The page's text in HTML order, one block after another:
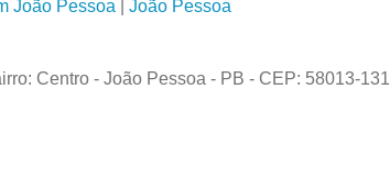
João Pessoa
João Pessoa
Centro - João Pessoa - PB - CEP: 58013-131